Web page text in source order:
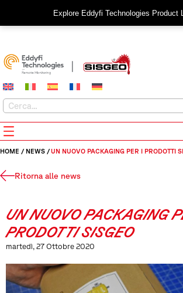
Explore Eddyfi Technologies Product
HOME / NEWS /UN NUOVO PACKAGING PER I PRODOTTI
Ritorna alle news
UN NUOVO PACKAGING
PRODOTTI SISGEO
martedì, 27 Ottobre 2020